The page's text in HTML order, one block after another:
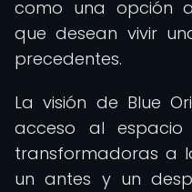
como una opción
que desean vivir
precedentes.
La visión de Blue
acceso al espacio
transformadoras a
un antes y un